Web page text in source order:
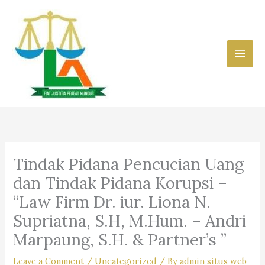
content
Main
Tindak Pidana Pencucian Uang
dan Tindak Pidana Korupsi –
“Law Firm Dr. iur. Liona N.
Supriatna, S.H, M.Hum. – Andri
Marpaung, S.H. & Partner’s ”
Leave a Comment /Uncategorized / Byadmin situs web